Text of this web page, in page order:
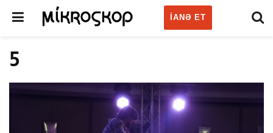
IANƏ ET
5